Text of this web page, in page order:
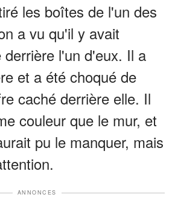
les boîtes de l'un des
a vu qu'il y avait
l'un d'eux. Il a
et a été choqué de
caché derrière elle. Il
couleur que le mur, et
pu le manquer, mais
ANNONCES